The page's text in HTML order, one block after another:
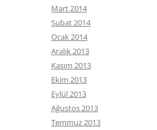
Mart 2014
Şubat 2014
Ocak 2014
Aralık 2013
Kasım 2013
Ekim 2013
Eylül 2013
Ağustos 2013
Temmuz 2013